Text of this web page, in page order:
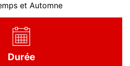
et Automne
Durée